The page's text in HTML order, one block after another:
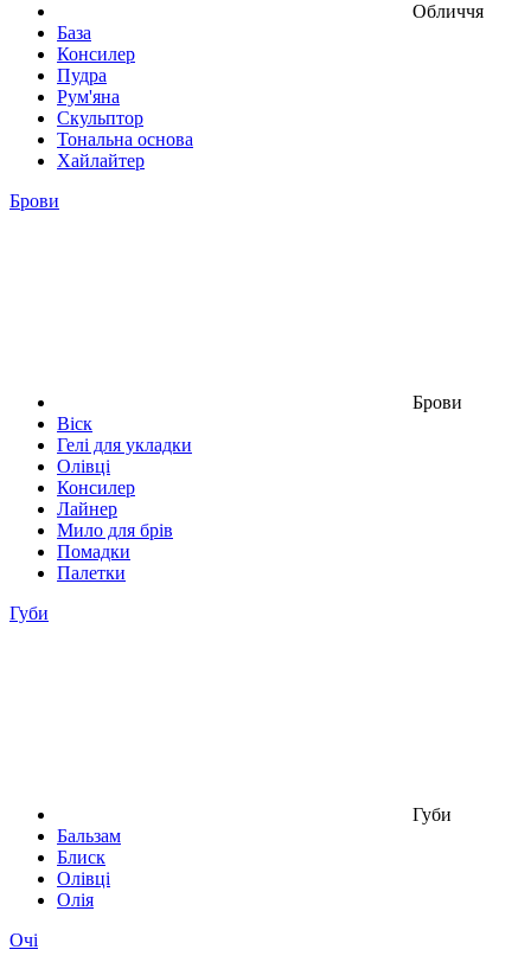
Обличчя
База
Консилер
Пудра
Рум'яна
Скульптор
Тональна основа
Хайлайтер
Брови
Брови
Віск
Гелі для укладки
Олівці
Консилер
Лайнер
Мило для брів
Помадки
Палетки
Губи
Губи
Бальзам
Блиск
Олівці
Олія
Очі